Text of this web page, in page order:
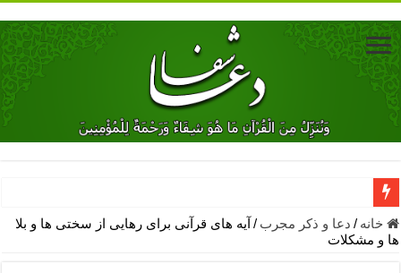
دعای جلب محبت فوری معشوق – دعای جلب محبت شوهر
دعای مشکل گشا برای رفع فقر – ذکرهای روزی‌ بخش
خانه / دعا و ذکر مجرب / آیه های قرآنی برای رهایی از سختی ها و بلا
ها و مشکلات